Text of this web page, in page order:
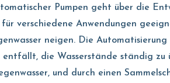
Pumpen geht über die
verschiedene Anwendungen
neigen. Die
die Wasserstände ständig zu
und durch einen